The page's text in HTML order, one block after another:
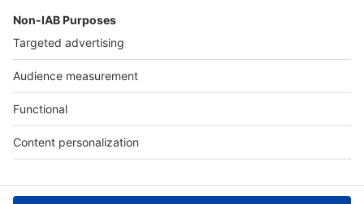
Politique Générale de Protection des Données
Charte éditeur
Paramétrer mes cookies
Digital Classifieds France SAS © 2024 - all rights